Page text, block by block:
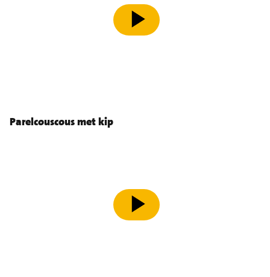
speel video af
Parelcouscous met kip
speel video af